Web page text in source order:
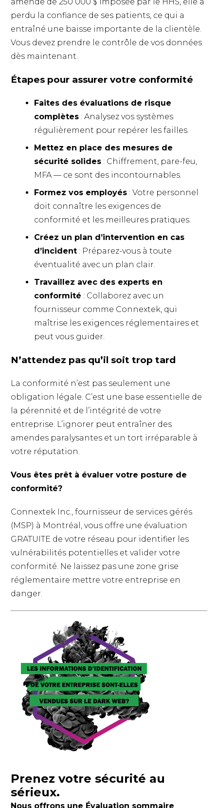
perdu la confiance de ses patients, ce qui a
entraîné une baisse importante de la clientèle.
Vous devez prendre le contrôle de vos données
dès maintenant.
Étapes pour assurer votre conformité
Faites des évaluations de risque
complètes : Analysez vos systèmes
régulièrement pour repérer les failles.
Mettez en place des mesures de
sécurité solides : Chiffrement, pare-feu,
MFA — ce sont des incontournables.
Formez vos employés : Votre personnel
doit connaître les exigences de
conformité et les meilleures pratiques.
Créez un plan d’intervention en cas
d’incident : Préparez-vous à toute
éventualité avec un plan clair.
Travaillez avec des experts en
conformité : Collaborez avec un
fournisseur comme Connextek, qui
maîtrise les exigences réglementaires et
peut vous guider.
N’attendez pas qu’il soit trop tard
La conformité n’est pas seulement une
obligation légale. C’est une base essentielle de
la pérennité et de l’intégrité de votre
entreprise. L’ignorer peut entraîner des
amendes paralysantes et un tort irréparable à
votre réputation.
Vous êtes prêt à évaluer votre posture de
conformité?
Connextek Inc., fournisseur de services gérés
(MSP) à Montréal, vous offre une évaluation
GRATUITE de votre réseau pour identifier les
vulnérabilités potentielles et valider votre
conformité. Ne laissez pas une zone grise
réglementaire mettre votre entreprise en
danger.
Prenez votre sécurité au
sérieux.
Nous offrons une Évaluation sommaire